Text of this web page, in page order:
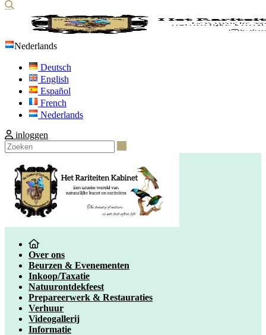
Nederlands
Deutsch
English
Español
French
Nederlands
inloggen
Over ons
Beurzen & Evenementen
Inkoop/Taxatie
Natuurontdekfeest
Prepareerwerk & Restauraties
Verhuur
Videogallerij
Informatie